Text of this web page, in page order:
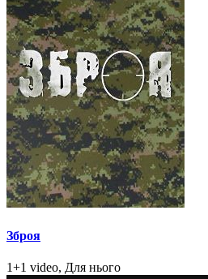
Зброя
1+1 video, Для нього